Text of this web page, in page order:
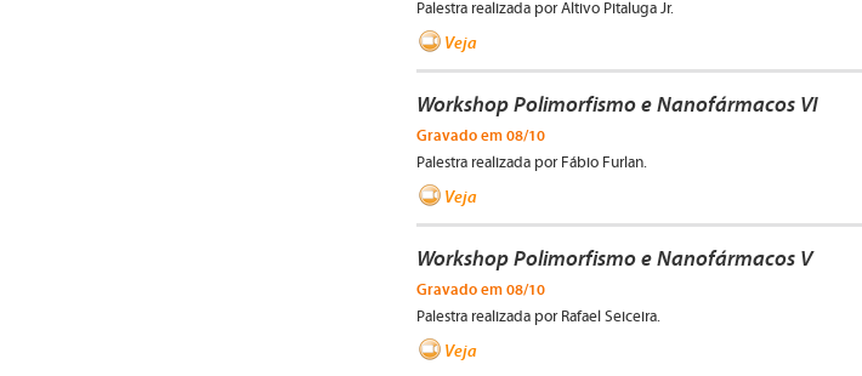
Palestra realizada por Altivo Pitaluga Jr.
Veja
Workshop Polimorfismo e Nanofármacos VI
Gravado em 08/10
Palestra realizada por Fábio Furlan.
Veja
Workshop Polimorfismo e Nanofármacos V
Gravado em 08/10
Palestra realizada por Rafael Seiceira.
Veja